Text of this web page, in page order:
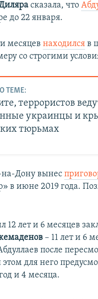
сказала, что
до 22 января.
месяцевнаходился в
со строгими
ТЕМЕ:
террористов
украинцы и
тюрьмах
Дону вынес
в июне 2019 года.
12 лет и 6 месяцев
– 11 лет и 6
после
для него
и 4 месяца.